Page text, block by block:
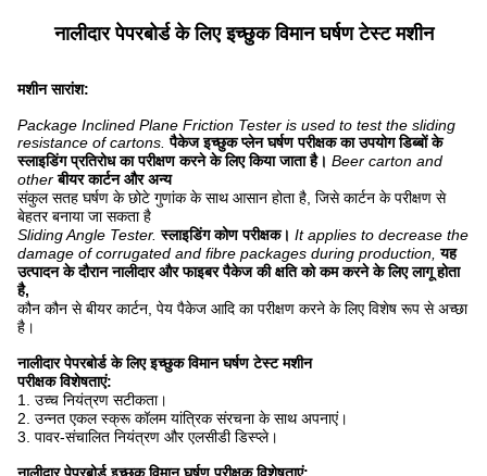
नालीदार पेपरबोर्ड के लिए इच्छुक विमान घर्षण टेस्ट मशीन
मशीन सारांश:
Package Inclined Plane Friction Tester is used to test the sliding
resistance of cartons. पैकेज इच्छुक प्लेन घर्षण परीक्षक का उपयोग डिब्बों के
स्लाइडिंग प्रतिरोध का परीक्षण करने के लिए किया जाता है। Beer carton and
other बीयर कार्टन और अन्य
संकुल सतह घर्षण के छोटे गुणांक के साथ आसान होता है, जिसे कार्टन के परीक्षण से
बेहतर बनाया जा सकता है
Sliding Angle Tester. स्लाइडिंग कोण परीक्षक। It applies to decrease the
damage of corrugated and fibre packages during production, यह
उत्पादन के दौरान नालीदार और फाइबर पैकेज की क्षति को कम करने के लिए लागू होता
है,
कौन कौन सेबीयर कार्टन, पेय पैकेज आदि का परीक्षण करने के लिए विशेष रूप से अच्छा
है।
नालीदार पेपरबोर्ड के लिए इच्छुक विमान घर्षण टेस्ट मशीन
परीक्षक विशेषताएं:
1. उच्च नियंत्रण सटीकता।
2. उन्नत एकल स्क्रू कॉलम यांत्रिक संरचना के साथ अपनाएं।
3. पावर-संचालित नियंत्रण और एलसीडी डिस्प्ले।